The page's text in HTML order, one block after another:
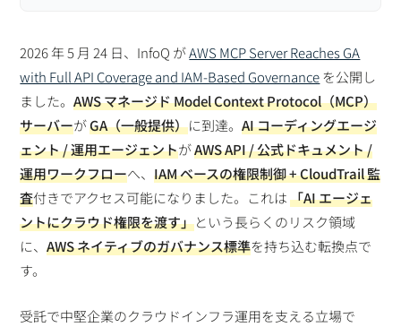
2026 年 5 月 24 日、InfoQ がAWS MCP Server Reaches GA
with Full API Coverage and IAM-Based Governanceを公開し
ました。AWS マネージド Model Context Protocol（MCP）
サーバーがGA（一般提供）に到達。AI コーディングエージ
ェント / 運用エージェントがAWS API / 公式ドキュメント /
運用ワークフローへ、IAM ベースの権限制御 + CloudTrail 監
査付きでアクセス可能になりました。これは「AI エージェ
ントにクラウド権限を渡す」という長らくのリスク領域
に、AWS ネイティブのガバナンス標準を持ち込む転換点で
す。
受託で中堅企業のクラウドインフラ運用を支える立場で